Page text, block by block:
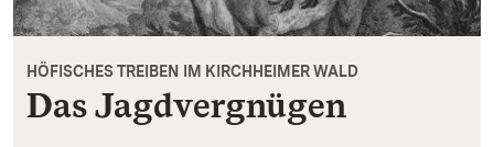
HÖFISCHES TREIBEN IM KIRCHHEIMER WALD
Das Jagdvergnügen